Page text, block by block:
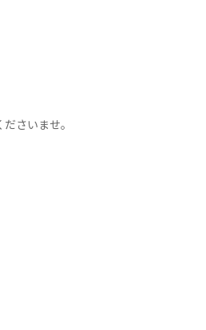
さいませ。